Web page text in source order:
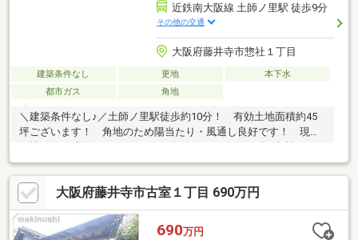
近鉄南大阪線 土師ノ里駅 徒歩9分
その他の交通
大阪府藤井寺市惣社１丁目
建築条件なし 更地
本下水
都市ガス
角地
＼建築条件なし♪／土師ノ里駅徒歩約10分！ 有効土地面積約45
坪ございます！ 角地のため陽当たり・風通し良好です！ 現況
更地のため建築までよりスムーズに行えます♪ まずは資料だけ欲
しいという方も大歓迎
大阪府藤井寺市古室１丁目 690万円
690万円